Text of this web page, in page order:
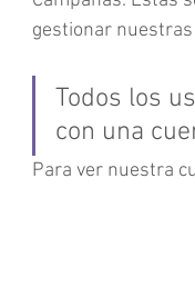
gestionar
Todos los
con una
Para ver nuestra